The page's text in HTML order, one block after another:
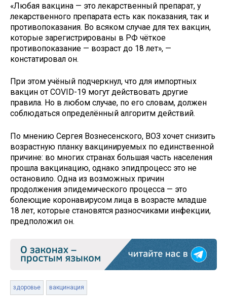
«Любая вакцина — это лекарственный препарат, у
лекарственного препарата есть как показания, так и
противопоказания. Во всяком случае для тех вакцин,
которые зарегистрированы в РФ чёткое
противопоказание — возраст до 18 лет», —
констатировал он.
При этом учёный подчеркнул, что для импортных
вакцин от COVID-19 могут действовать другие
правила. Но в любом случае, по его словам, должен
соблюдаться определённый алгоритм действий.
По мнению Сергея Вознесенского, ВОЗ хочет снизить
возрастную планку вакцинируемых по единственной
причине: во многих странах большая часть населения
прошла вакцинацию, однако эпидпроцесс это не
остановило. Одна из возможных причин
продолжения эпидемического процесса — это
болеющие коронавирусом лица в возрасте младше
18 лет, которые становятся разносчиками инфекции,
предположил он.
здоровье вакцинация